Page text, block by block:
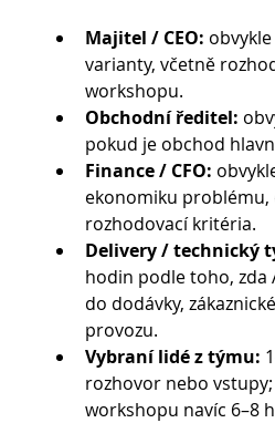
Majitel / CEO:
varianty, včetně
workshopu.
Obchodní ředitel:
pokud je obchod
Finance / CFO:
ekonomiku problému,
rozhodovací kritéria.
Delivery / technický
hodin podle toho, zda
do dodávky,
provozu.
Vybraní lidé z týmu:
rozhovor nebo
workshopu navíc 6–8